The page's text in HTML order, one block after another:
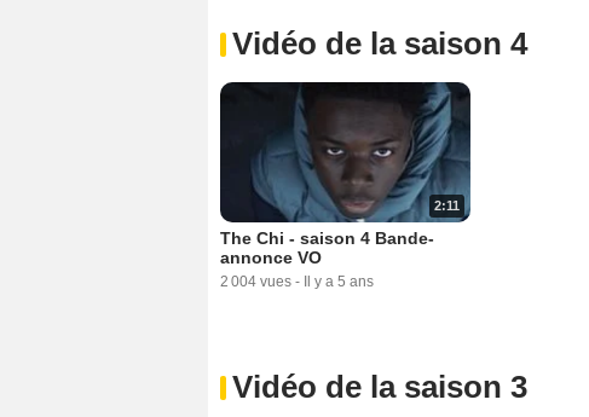
Vidéo de la saison 4
2:11
The Chi - saison 4 Bande-
annonce VO
2 004 vues - Il y a 5 ans
Vidéo de la saison 3